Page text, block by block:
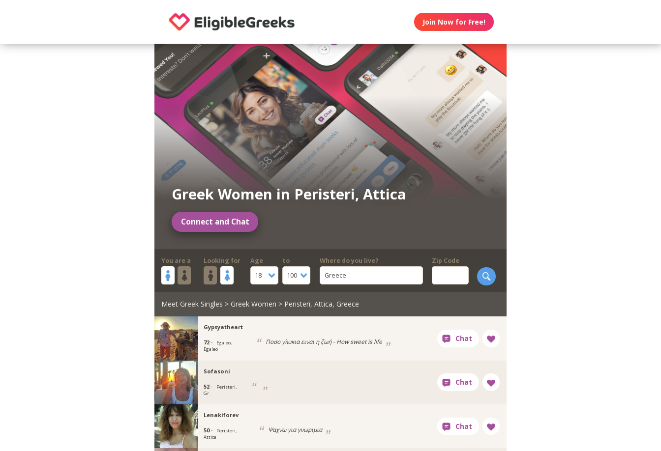
Join Now for Free!
Greek Women in Peristeri, Attica
Connect and Chat
You are a Looking for
Age
18
to
100
Where do you live?
Greece
Zip Code
Meet Greek Singles > Greek Women > Peristeri, Attica, Greece
Gypsyatheart
72 ·
Egaleo,
Egaleo
Ποσο γλυκια ειναι η ζωή - How sweet is life
Sofasoni
52 ·
Peristeri,
Gr
Lenakiforev
50 ·
Peristeri,
Attica
Ψαχνω για γνωριμια